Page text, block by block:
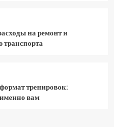
на ремонт и
транспорта
тренировок:
вам